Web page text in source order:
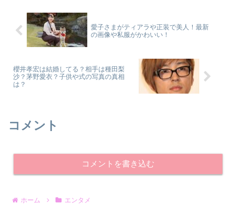
愛子さまがティアラや正装で美人！最新
の画像や私服がかわいい！
櫻井孝宏は結婚してる？相手は種田梨
沙？茅野愛衣？子供や式の写真の真相
は？
コメント
コメントを書き込む
ホーム エンタメ